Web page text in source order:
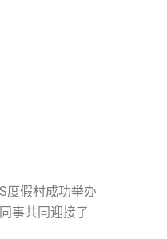
度假村成功举办
事共同迎接了